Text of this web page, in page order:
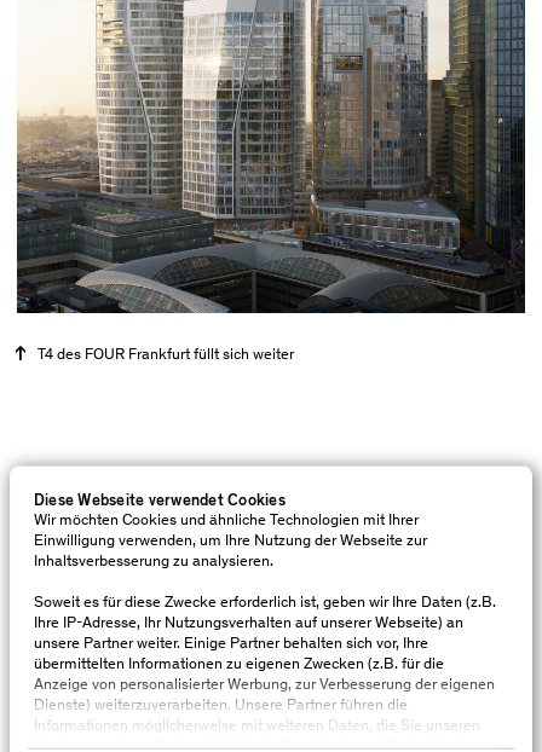
Diese Webseite verwendet Cookies
Wir möchten Cookies und ähnliche Technologien mit Ihrer
Einwilligung verwenden, um Ihre Nutzung der Webseite zur
Inhaltsverbesserung zu analysieren.
Soweit es für diese Zwecke erforderlich ist, geben wir Ihre Daten (z.B.
Ihre IP-Adresse, Ihr Nutzungsverhalten auf unserer Webseite) an
unsere Partner weiter. Einige Partner behalten sich vor, Ihre
übermittelten Informationen zu eigenen Zwecken (z.B. für die
Anzeige von personalisierter Werbung, zur Verbesserung der eigenen
Dienste) weiterzuverarbeiten. Unsere Partner führen die
Informationen möglicherweise mit weiteren Daten, die Sie unseren
Partnern anderweitig bereitstellen (z.B. auf anderen Webseiten, in
T4 des FOUR Frankfurt füllt sich weiter
bei FOUR
Vorvermietungsquote Büroflächen erreicht ca.
87 %
Die Vermietung der Büroflächen im FOUR Frankfurt
schreitet im hohen Tempo voran: Weitere vier Etagen
im T4 sind vergeben. Das internationale
Gesundheitsunternehmen Sanofi bezieht mit seinem